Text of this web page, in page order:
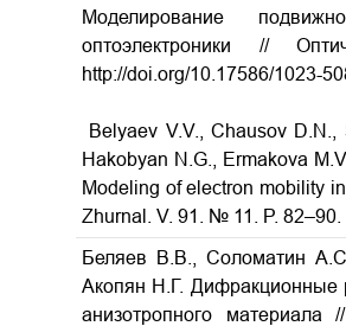
Моделирование
оптоэлектроники //
http://doi.org/10.17586/1023-
Belyaev V.V., Chausov D.N.,
Hakobyan N.G., Ermakova
Modeling of electron mobility
Zhurnal. V. 91. № 11. P.
Беляев В.В., Соломатин
Акопян Н.Г. Дифракционные
анизотропного